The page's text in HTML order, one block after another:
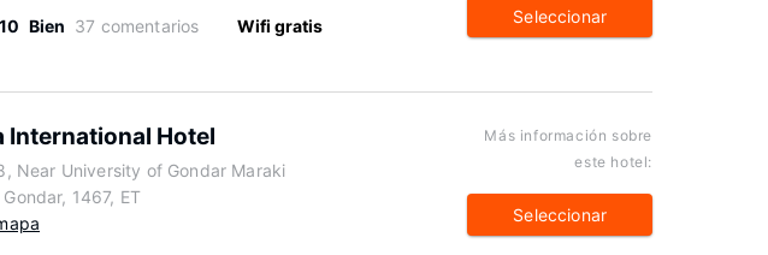
Bien 37 comentarios Wifi gratis Seleccionar
International Hotel
Near University of Gondar Maraki
1467, ET
Más información sobre
este hotel:
Seleccionar